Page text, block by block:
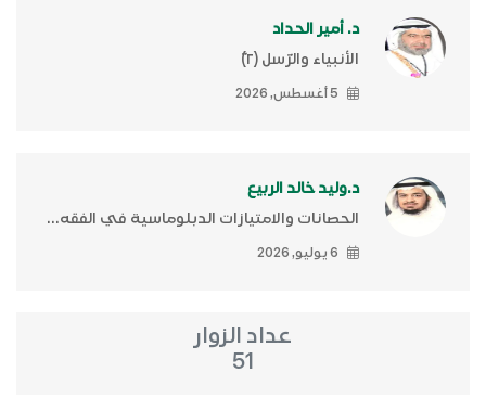
د. أمير الحداد
الأنبياء والرّسل (٢)ّ
5 أغسطس, 2026
د.وليد خالد الربيع
الحصانات والامتيازات الدبلوماسية في الفقه...
6 يوليو, 2026
عداد الزوار
51